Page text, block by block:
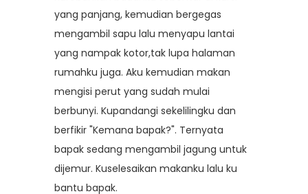
yang panjang, kemudian bergegas
mengambil sapu lalu menyapu lantai
yang nampak kotor,tak lupa halaman
rumahku juga. Aku kemudian makan
mengisi perut yang sudah mulai
berbunyi. Kupandangi sekelilingku dan
berfikir "Kemana bapak?". Ternyata
bapak sedang mengambil jagung untuk
dijemur. Kuselesaikan makanku lalu ku
bantu bapak.